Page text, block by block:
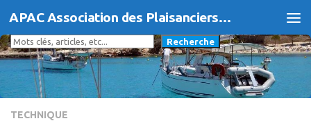
Skip to content APAC Association des Plaisanciers d'Agde et du Cap
Rechercher
Recherche
TECHNIQUE